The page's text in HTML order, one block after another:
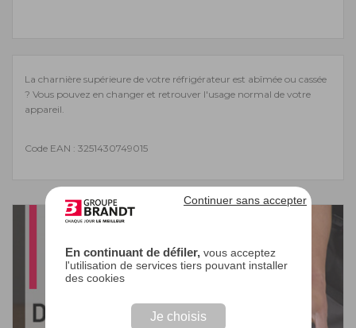
En continuant de défiler, vous acceptez
l'utilisation de services tiers pouvant installer
des cookies
Je choisis
Continuer sans accepter
La charnière supérieure de votre réfrigérateur est abîmée ou cassée
? Vous pouvez en changer et retrouver l'usage normal de votre
appareil.
Code EAN : 3251430749015